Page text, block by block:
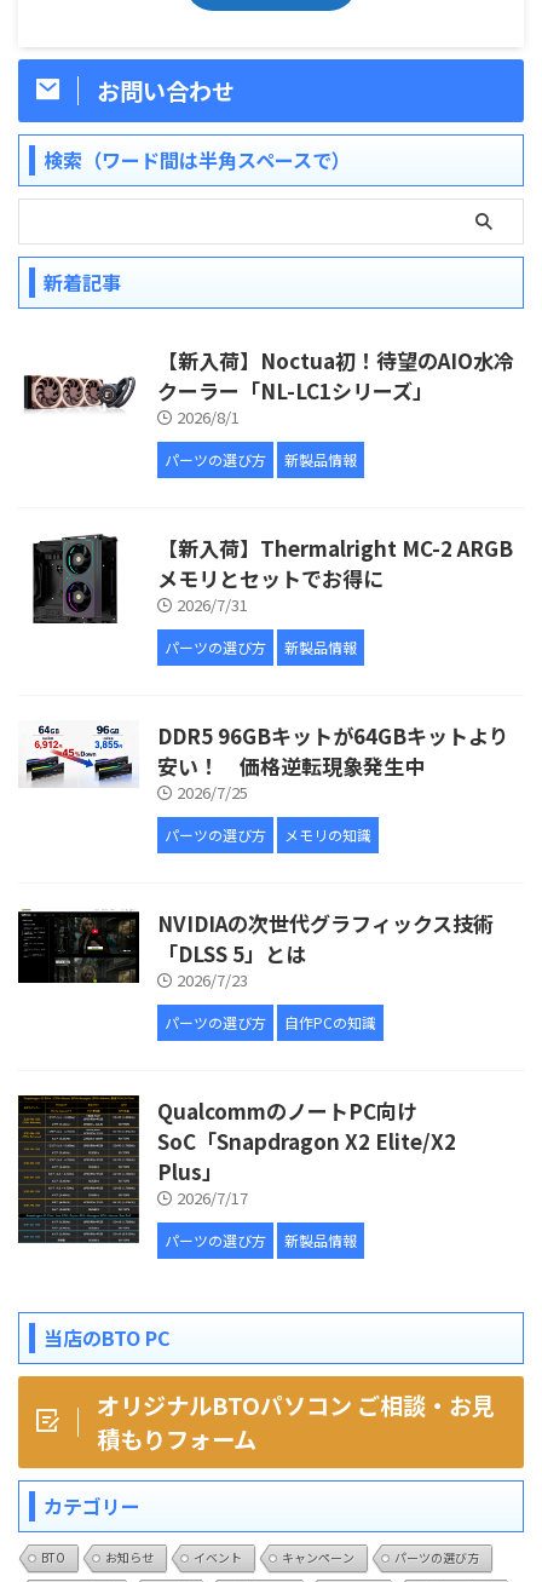
お問い合わせ
検索（ワード間は半角スペースで）
新着記事
【新入荷】Noctua初！待望のAIO水冷
クーラー「NL-LC1シリーズ」
2026/8/1
パーツの選び方 新製品情報
【新入荷】Thermalright MC-2 ARGB
メモリとセットでお得に
2026/7/31
パーツの選び方 新製品情報
DDR5 96GBキットが64GBキットより
安い！ 価格逆転現象発生中
2026/7/25
パーツの選び方 メモリの知識
NVIDIAの次世代グラフィックス技術
「DLSS 5」とは
2026/7/23
パーツの選び方 自作PCの知識
QualcommのノートPC向け
SoC「Snapdragon X2 Elite/X2
Plus」
2026/7/17
パーツの選び方 新製品情報
当店のBTO PC
オリジナルBTOパソコン ご相談・お見
積もりフォーム
カテゴリー
BTO お知らせ イベント キャンペーン
パーツの選び方